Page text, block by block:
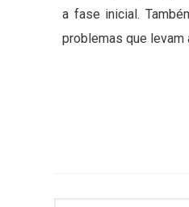
a fase inicial.
problemas que